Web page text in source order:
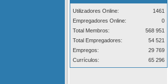
Utilizadores Online:
1461
Empregadores Online:
0
Total Membros:
568 951
Total Empregadores:
54 521
Empregos:
29 769
Currículos:
65 296